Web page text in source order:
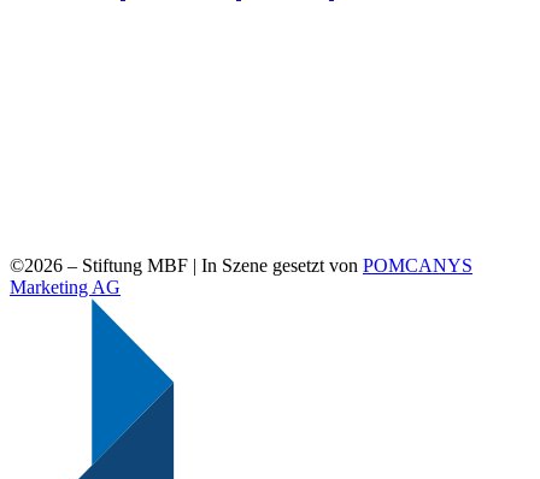
©2026 – Stiftung MBF | In Szene gesetzt von POMCANYS
Marketing AG